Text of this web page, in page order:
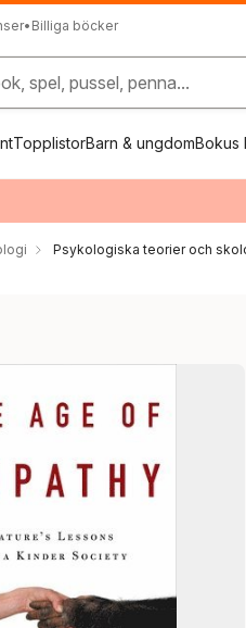
• Billiga böcker
spel, pussel, penna...
TopplistorBarn & ungdomBokus
Psykologiska teorier och